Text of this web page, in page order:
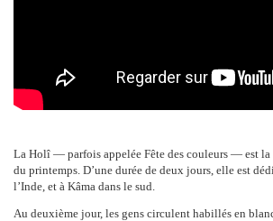
La Holî — parfois appelée Fête des couleurs — est la
du printemps. D’une durée de deux jours, elle est
l’Inde, et à Kâma dans le sud.
Au deuxième jour, les gens circulent habillés en